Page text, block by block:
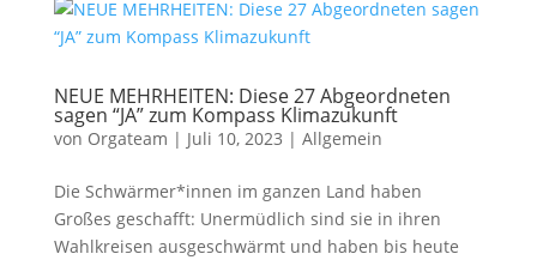
NEUE MEHRHEITEN: Diese 27 Abgeordneten
sagen “JA” zum Kompass Klimazukunft
von Orgateam | Juli 10, 2023 | Allgemein
Die Schwärmer*innen im ganzen Land haben
Großes geschafft: Unermüdlich sind sie in ihren
Wahlkreisen ausgeschwärmt und haben bis heute